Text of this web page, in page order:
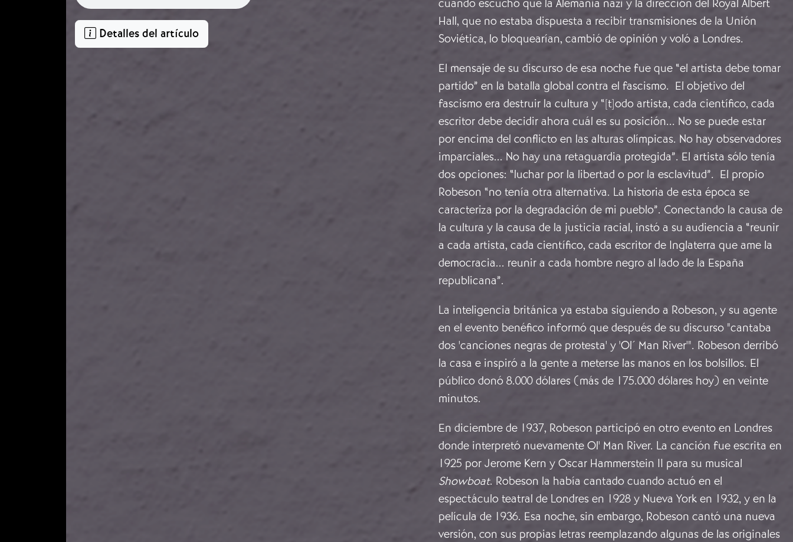
Detalles del artículo
cuando escuchó que la Alemania nazi y la dirección del Royal Albert
Hall, que no estaba dispuesta a recibir transmisiones de la Unión
Soviética, lo bloquearían, cambió de opinión y voló a Londres.
El mensaje de su discurso de esa noche fue que “el artista debe tomar
partido” en la batalla global contra el fascismo. El objetivo del
fascismo era destruir la cultura y “[t]odo artista, cada científico, cada
escritor debe decidir ahora cuál es su posición... No se puede estar
por encima del conflicto en las alturas olímpicas. No hay observadores
imparciales... No hay una retaguardia protegida”. El artista sólo tenía
dos opciones: “luchar por la libertad o por la esclavitud”. El propio
Robeson “no tenía otra alternativa. La historia de esta época se
caracteriza por la degradación de mi pueblo”. Conectando la causa de
la cultura y la causa de la justicia racial, instó a su audiencia a “reunir
a cada artista, cada científico, cada escritor de Inglaterra que ame la
democracia... reunir a cada hombre negro al lado de la España
republicana”.
La inteligencia británica ya estaba siguiendo a Robeson, y su agente
en el evento benéfico informó que después de su discurso "cantaba
dos 'canciones negras de protesta' y 'Ol´ Man River'". Robeson derribó
la casa e inspiró a la gente a meterse las manos en los bolsillos. El
público donó 8.000 dólares (más de 175.000 dólares hoy) en veinte
minutos.
En diciembre de 1937, Robeson participó en otro evento en Londres
donde interpretó nuevamente Ol' Man River. La canción fue escrita en
1925 por Jerome Kern y Oscar Hammerstein II para su musical
Showboat. Robeson la había cantado cuando actuó en el
espectáculo teatral de Londres en 1928 y Nueva York en 1932, y en la
película de 1936. Esa noche, sin embargo, Robeson cantó una nueva
versión, con sus propias letras reemplazando algunas de las originales